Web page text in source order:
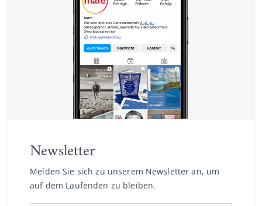
Newsletter
Melden Sie sich zu unserem Newsletter an, um
auf dem Laufenden zu bleiben.